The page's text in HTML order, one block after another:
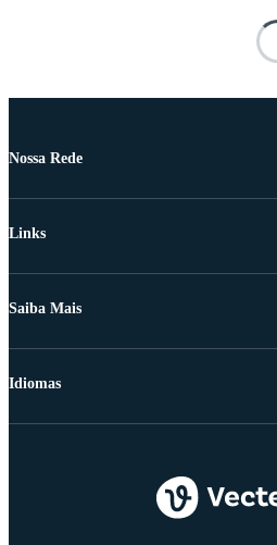
Nossa Rede
Links
Saiba Mais
Idiomas